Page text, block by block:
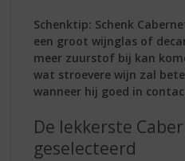
Schenktip: Schenk
een groot wijnglas of
meer zuurstof bij kan
wat stroevere wijn zal
wanneer hij goed in
De lekkerste
geselecteerd